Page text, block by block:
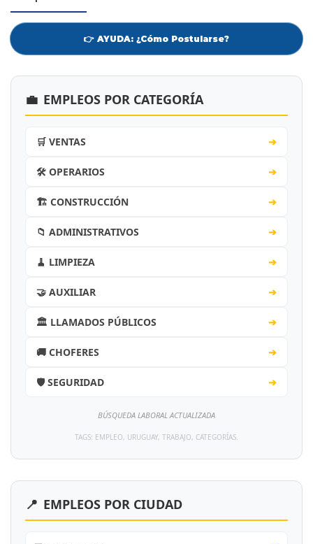
👉 AYUDA: ¿Cómo Postularse?
💼 EMPLEOS POR CATEGORÍA
🛒 VENTAS ➔
🛠️ OPERARIOS ➔
🏗️ CONSTRUCCIÓN ➔
📁 ADMINISTRATIVOS ➔
🧹 LIMPIEZA ➔
🤝 AUXILIAR ➔
🏛️ LLAMADOS PÚBLICOS ➔
🚚 CHOFERES ➔
🛡️ SEGURIDAD ➔
BÚSQUEDA LABORAL ACTUALIZADA
TAGS: EMPLEO, URUGUAY, TRABAJO, CATEGORÍAS.
📍 EMPLEOS POR CIUDAD